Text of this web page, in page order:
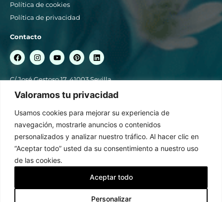
Valoramos tu privacidad
Usamos cookies para mejorar su experiencia de
navegación, mostrarle anuncios o contenidos
personalizados y analizar nuestro tráfico. Al hacer clic en
“Aceptar todo” usted da su consentimiento a nuestro uso
de las cookies.
Personalizar
Aceptar todo
Política de cookies
Política de privacidad
Contacto
C/ José Gestoso 17, 41003 Sevilla
954 561 358 / 664 849 056
Horario comercial: Lunes a sábado de 10:00 a 14:00 y de 17:30 a
Suscríbete a nuestras novedades y ofertas
Acepto lapolítica de tratamiento de datos